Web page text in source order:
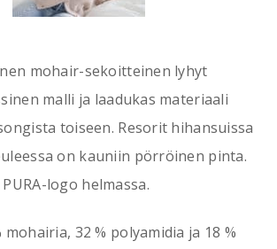
mohair-sekoitteinen lyhyt
malli ja laadukas materiaali
toiseen. Resorit hihansuissa
on kauniin pörröinen pinta.
logo helmassa.
mohairia, 32 % polyamidia ja 18 %